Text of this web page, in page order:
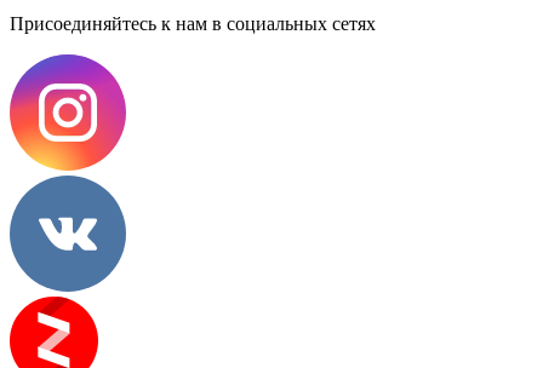
Присоединяйтесь к нам в социальных сетях